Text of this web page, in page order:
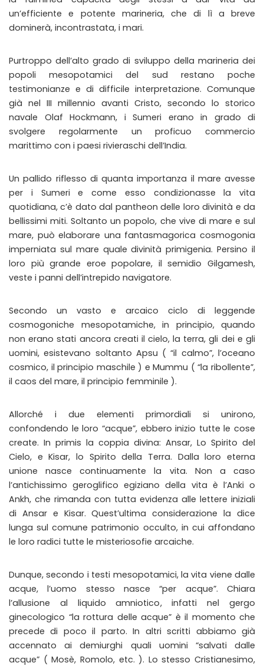
un’efficiente e potente marineria, che di lì a breve
dominerà, incontrastata, i mari.
Purtroppo dell’alto grado di sviluppo della marineria dei
popoli mesopotamici del sud restano poche
testimonianze e di difficile interpretazione. Comunque
già nel III millennio avanti Cristo, secondo lo storico
navale Olaf Hockmann, i Sumeri erano in grado di
svolgere regolarmente un proficuo commercio
marittimo con i paesi rivieraschi dell’India.
Un pallido riflesso di quanta importanza il mare avesse
per i Sumeri e come esso condizionasse la vita
quotidiana, c’è dato dal pantheon delle loro divinità e da
bellissimi miti. Soltanto un popolo, che vive di mare e sul
mare, può elaborare una fantasmagorica cosmogonia
imperniata sul mare quale divinità primigenia. Persino il
loro più grande eroe popolare, il semidio Gilgamesh,
veste i panni dell’intrepido navigatore.
Secondo un vasto e arcaico ciclo di leggende
cosmogoniche mesopotamiche, in principio, quando
non erano stati ancora creati il cielo, la terra, gli dei e gli
uomini, esistevano soltanto Apsu ( “il calmo”, l’oceano
cosmico, il principio maschile ) e Mummu ( “la ribollente”,
il caos del mare, il principio femminile ).
Allorché i due elementi primordiali si unirono,
confondendo le loro “acque”, ebbero inizio tutte le cose
create. In primis la coppia divina: Ansar, Lo Spirito del
Cielo, e Kisar, lo Spirito della Terra. Dalla loro eterna
unione nasce continuamente la vita. Non a caso
l’antichissimo geroglifico egiziano della vita è l’Anki o
Ankh, che rimanda con tutta evidenza alle lettere iniziali
di Ansar e Kisar. Quest’ultima considerazione la dice
lunga sul comune patrimonio occulto, in cui affondano
le loro radici tutte le misteriosofie arcaiche.
Dunque, secondo i testi mesopotamici, la vita viene dalle
acque, l’uomo stesso nasce “per acque”. Chiara
l’allusione al liquido amniotico, infatti nel gergo
ginecologico “la rottura delle acque” è il momento che
precede di poco il parto. In altri scritti abbiamo già
accennato ai demiurghi quali uomini “salvati dalle
acque” ( Mosè, Romolo, etc. ). Lo stesso Cristianesimo,